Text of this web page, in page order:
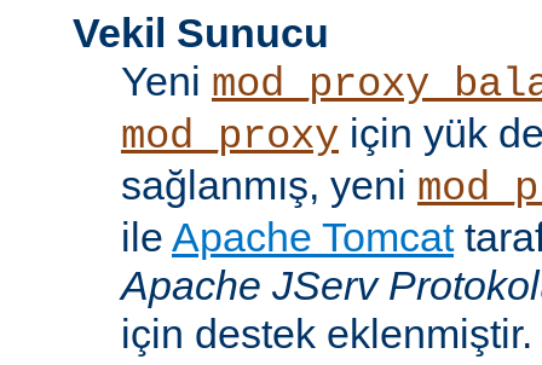
Vekil Sunucu
Yeni
mod_proxy için yük
sağlanmış, yeni
ile Apache Tomcat
Apache JServ
için destek eklenmiştir.